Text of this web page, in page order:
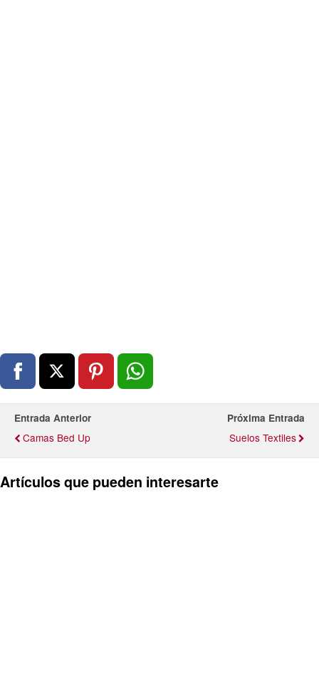
Entrada Anterior
Camas Bed Up
Próxima Entrada
Suelos Textiles
Artículos que pueden interesarte